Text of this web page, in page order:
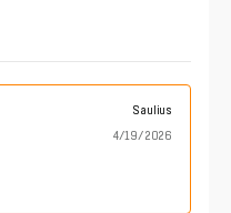
Saulius
4/19/2026